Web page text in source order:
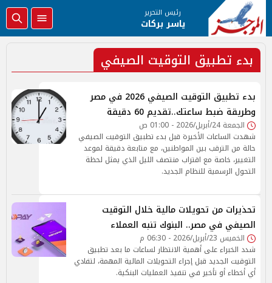
رئيس التحرير
ياسر بركات
بدء تطبيق التوقيت الصيفي
بدء تطبيق التوقيت الصيفي 2026 في مصر
وطريقة ضبط ساعتك..تقديم 60 دقيقة
الجمعة 24/أبريل/2026 - 01:00 ص
شهدت الساعات الأخيرة قبل بدء تطبيق التوقيت الصيفي
حالة من الترقب بين المواطنين، مع متابعة دقيقة لموعد
التغيير، خاصة مع اقتراب منتصف الليل الذي يمثل لحظة
التحول الرسمية للنظام الجديد.
تحذيرات من تحويلات مالية خلال التوقيت
الصيفي في مصر.. البنوك تنبه العملاء
الخميس 23/أبريل/2026 - 06:30 م
شدد الخبراء على أهمية الانتظار لساعات ما بعد تطبيق
التوقيت الجديد قبل إجراء التحويلات المالية المهمة، لتفادي
أي أخطاء أو تأخير في تنفيذ العمليات البنكية.